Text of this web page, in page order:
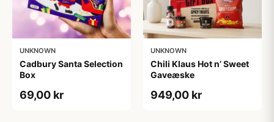
UNKNOWN
Cadbury Santa Selection
Box
69,00 kr
UNKNOWN
Chili Klaus Hot n’ Sweet
Gaveæske
949,00 kr